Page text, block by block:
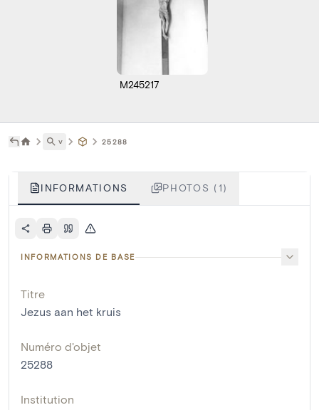
M245217
˅ 25288
INFORMATIONS PHOTOS (1)
INFORMATIONS DE BASE
Titre
Jezus aan het kruis
Numéro d'objet
25288
Institution